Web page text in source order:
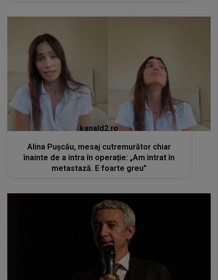
kanald2.ro
Alina Pușcău, mesaj cutremurător chiar
înainte de a intra în operație: „Am intrat în
metastază. E foarte greu”